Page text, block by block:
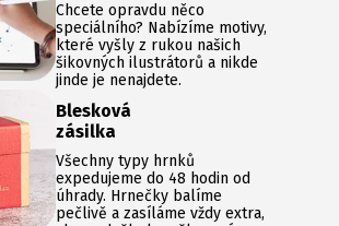
Chcete opravdu něco
speciálního? Nabízíme motivy,
které vyšly z rukou našich
šikovných ilustrátorů a nikde
jinde je nenajdete.
Blesková
zásilka
Všechny typy hrnků
expedujeme do 48 hodin od
úhrady. Hrnečky balíme
pečlivě a zasíláme vždy extra,